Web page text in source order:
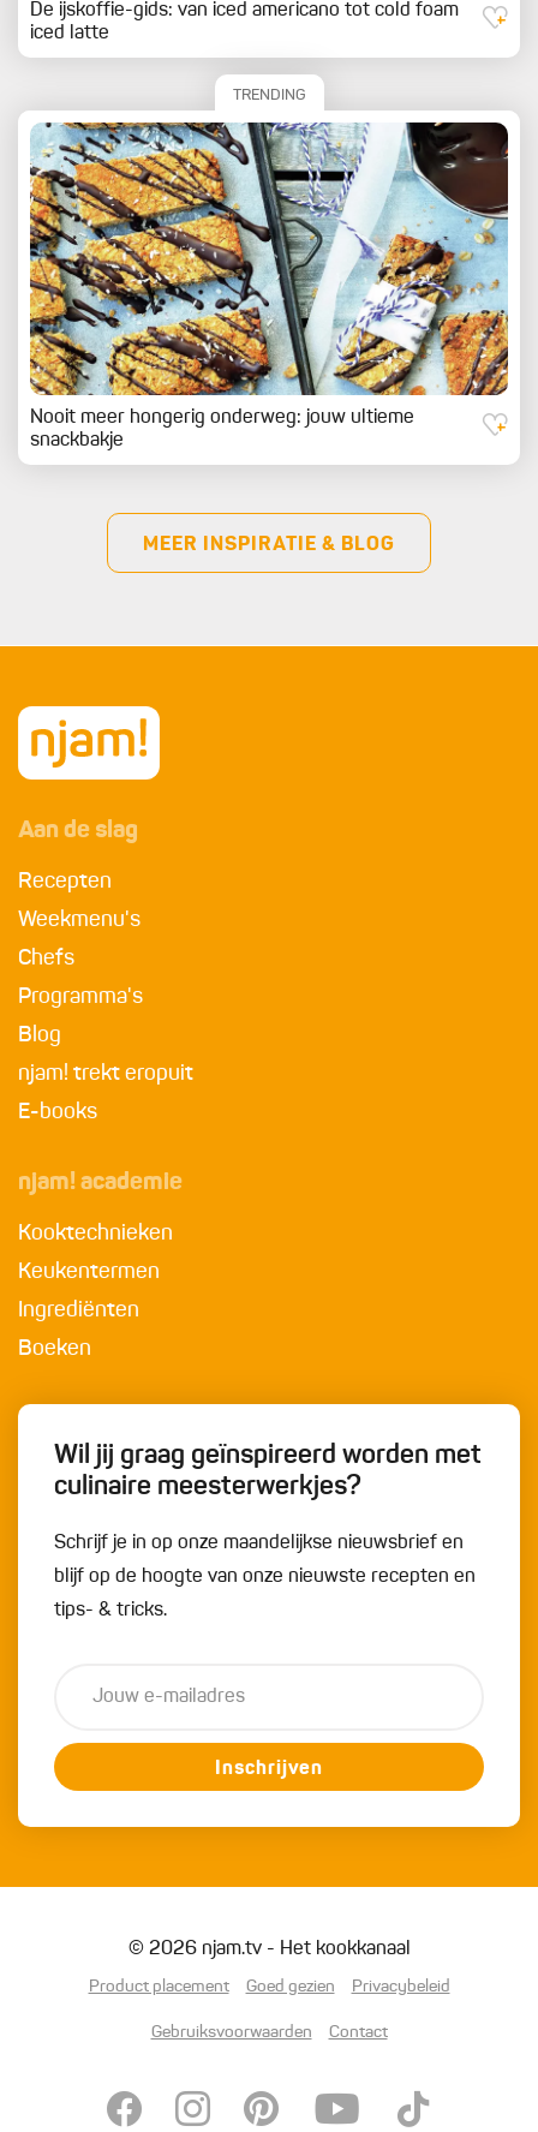
De ijskoffie-gids: van iced americano tot cold foam
iced latte
TRENDING
Nooit meer hongerig onderweg: jouw ultieme
snackbakje
MEER INSPIRATIE & BLOG
Aan de slag
Recepten
Weekmenu's
Chefs
Programma's
Blog
njam! trekt eropuit
E-books
njam! academie
Kooktechnieken
Keukentermen
Ingrediënten
Boeken
Wil jij graag geïnspireerd worden met
culinaire meesterwerkjes?
Schrijf je in op onze maandelijkse nieuwsbrief en
blijf op de hoogte van onze nieuwste recepten en
tips- & tricks.
Inschrijven
© 2026 njam.tv - Het kookkanaal
Product placement Goed gezien Privacybeleid
Gebruiksvoorwaarden Contact